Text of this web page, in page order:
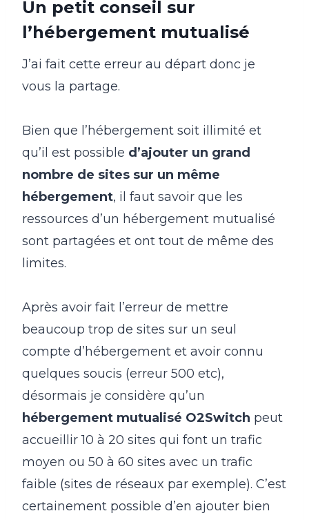
Un petit conseil sur
l’hébergement mutualisé
J’ai fait cette erreur au départ donc je
vous la partage.
Bien que l’hébergement soit illimité et
qu’il est possible d’ajouter un grand
nombre de sites sur un même
hébergement, il faut savoir que les
ressources d’un hébergement mutualisé
sont partagées et ont tout de même des
limites.
Après avoir fait l’erreur de mettre
beaucoup trop de sites sur un seul
compte d’hébergement et avoir connu
quelques soucis (erreur 500 etc),
désormais je considère qu’un
hébergement mutualisé O2Switch peut
accueillir 10 à 20 sites qui font un trafic
moyen ou 50 à 60 sites avec un trafic
faible (sites de réseaux par exemple). C’est
certainement possible d’en ajouter bien